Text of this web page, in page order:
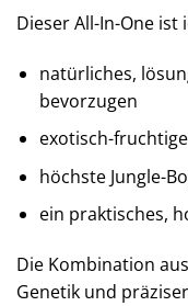
Dieser All-In-One ist
natürliches,
bevorzugen
exotisch-
höchste Jungle-
ein praktisches,
Die Kombination
Genetik und